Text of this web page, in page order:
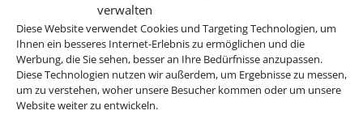
verwalten
Diese Website verwendet Cookies und Targeting Technologien, um
Ihnen ein besseres Internet-Erlebnis zu ermöglichen und die
Werbung, die Sie sehen, besser an Ihre Bedürfnisse anzupassen.
Diese Technologien nutzen wir außerdem, um Ergebnisse zu messen,
um zu verstehen, woher unsere Besucher kommen oder um unsere
Website weiter zu entwickeln.
ab444 €